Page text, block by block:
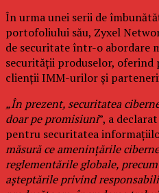
În urma unei serii de
portofoliului său, Zyxel
de securitate într-o abordare
securității produselor,
clienții IMM-urilor și partenerii
„În prezent, securitatea
doar pe promisiuni”, a
pentru securitatea
măsură ce amenințările
reglementările globale,
așteptările privind